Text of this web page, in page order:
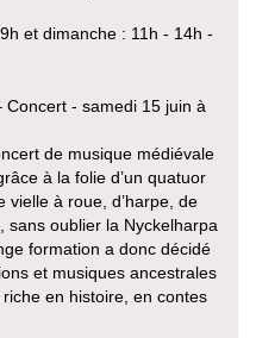
et dimanche : 11h - 14h -
Concert - samedi 15 juin à
de musique médiévale
à la folie d’un quatuor
vielle à roue, d’harpe, de
sans oublier la Nyckelharpa
formation a donc décidé
et musiques ancestrales
en histoire, en contes